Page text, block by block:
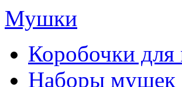
Мушки
Коробочки
Наборы мушек